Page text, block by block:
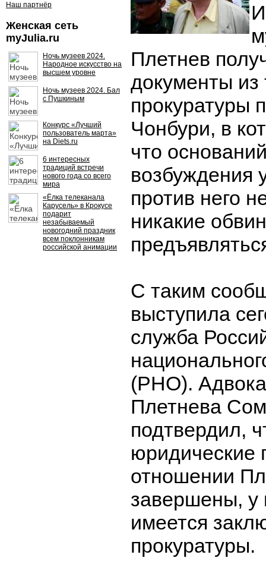
Наш партнёр
Женская сеть
myJulia.ru
Ночь музеев 2024.
Народное искусство на
высшем уровне
Ночь музеев 2024. Бал
с Пушкиным
Конкурс «Лучший
пользователь марта»
на Diets.ru
6 интересных
традиций встречи
нового года со всего
мира
«Ёлка телеканала
Карусель» в Крокусе
подарит
незабываемый
новогодний праздник
всем поклонникам
российской анимации
Плетнев
документы из
прокуратуры
Чонбури, в
что
возбуждения
против него
никакие
С таким
выступила
служба
(РНО).
Плетнева
подтвердил,
юридические
отношении
завершены, у
имеется
прокуратуры.